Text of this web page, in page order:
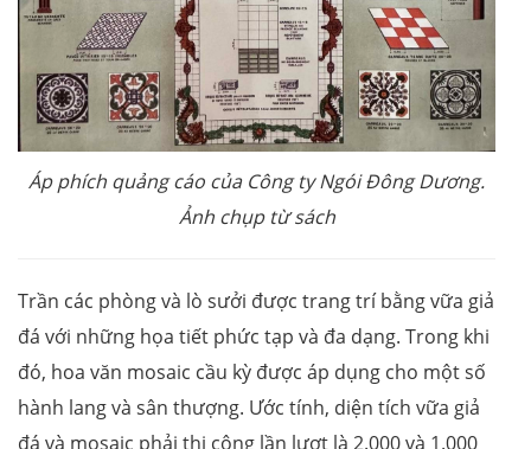
Áp phích quảng cáo của Công ty Ngói Đông Dương.
Ảnh chụp từ sách
Trần các phòng và lò sưởi được trang trí bằng vữa giả
đá với những họa tiết phức tạp và đa dạng. Trong khi
đó, hoa văn mosaic cầu kỳ được áp dụng cho một số
hành lang và sân thượng. Ước tính, diện tích vữa giả
đá và mosaic phải thi công lần lượt là 2.000 và 1.000